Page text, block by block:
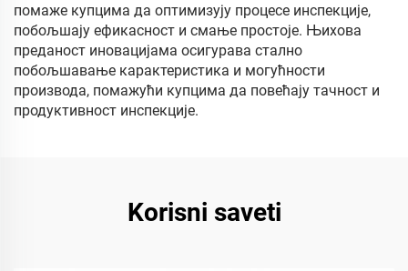
помаже купцима да оптимизују процесе инспекције,
побољшају ефикасност и смање простоје. Њихова
преданост иновацијама осигурава стално
побољшавање карактеристика и могућности
производа, помажући купцима да повећају тачност и
продуктивност инспекције.
Korisni saveti